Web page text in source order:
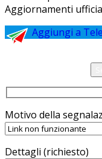
Aggiornamenti
Aggiungi a
Motivo della
Dettagli (richiesto)